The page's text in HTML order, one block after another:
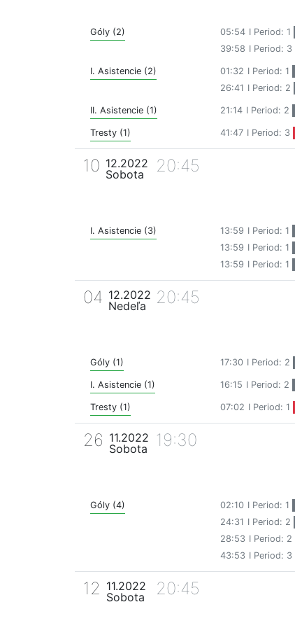
Góly (2) 05:54 I Period: 1
39:58 I Period: 3
I. Asistencie (2) 01:32 I Period: 1
26:41 I Period: 2
II. Asistencie (1) 21:14 I Period: 2
Tresty (1) 41:47 I Period: 3
10 12.2022
Sobota
20:45
I. Asistencie (3) 13:59 I Period: 1
13:59 I Period: 1
13:59 I Period: 1
04 12.2022
Nedeľa
20:45
Góly (1) 17:30 I Period: 2
I. Asistencie (1) 16:15 I Period: 2
Tresty (1) 07:02 I Period: 1
26 11.2022
Sobota
19:30
Góly (4) 02:10 I Period: 1
24:31 I Period: 2
28:53 I Period: 2
43:53 I Period: 3
12 11.2022
Sobota
20:45